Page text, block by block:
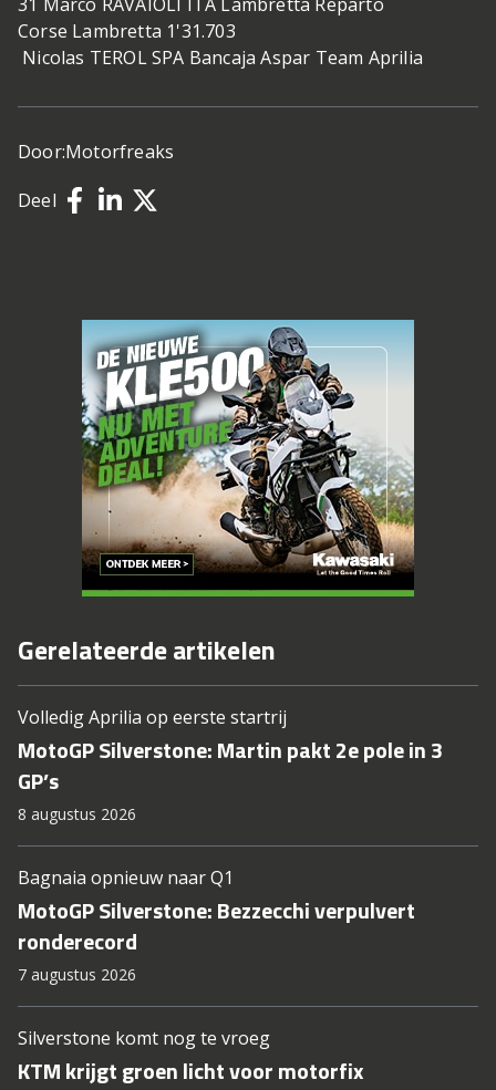
Corse Lambretta 1'31.703
Nicolas TEROL SPA Bancaja Aspar Team Aprilia
Door:Motorfreaks
Deel
Gerelateerde artikelen
Volledig Aprilia op eerste startrij
MotoGP Silverstone: Martin pakt 2e pole in 3
GP’s
8 augustus 2026
Bagnaia opnieuw naar Q1
MotoGP Silverstone: Bezzecchi verpulvert
ronderecord
7 augustus 2026
Silverstone komt nog te vroeg
KTM krijgt groen licht voor motorfix